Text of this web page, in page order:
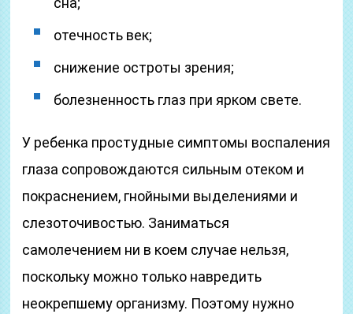
отечность век;
снижение остроты зрения;
болезненность глаз при ярком свете.
У ребенка простудные симптомы воспаления
глаза сопровождаются сильным отеком и
покраснением, гнойными выделениями и
слезоточивостью. Заниматься
самолечением ни в коем случае нельзя,
поскольку можно только навредить
неокрепшему организму. Поэтому нужно